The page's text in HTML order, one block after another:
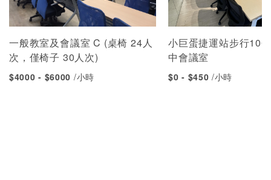
一般教室及會議室 C (桌椅 24人
次，僅椅子 30人次)
$4000 - $6000 /小時
小巨蛋捷運站步行10
中會議室
$0 - $450 /小時